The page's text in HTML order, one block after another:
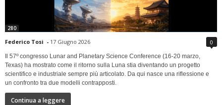
280
Federico Tosi - 17 Giugno 2026 0
Il 57º congresso Lunar and Planetary Science Conference (16-20 marzo,
Texas) ha mostrato come il ritorno sulla Luna stia diventando un progetto
scientifico e industriale sempre più articolato. Da qui nasce una riflessione e
un confronto tra due modelli contrapposti.
Continua a leggere